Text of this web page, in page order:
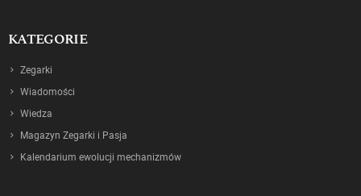
KATEGORIE
Zegarki
Wiadomości
Wiedza
Magazyn Zegarki i Pasja
Kalendarium ewolucji mechanizmów